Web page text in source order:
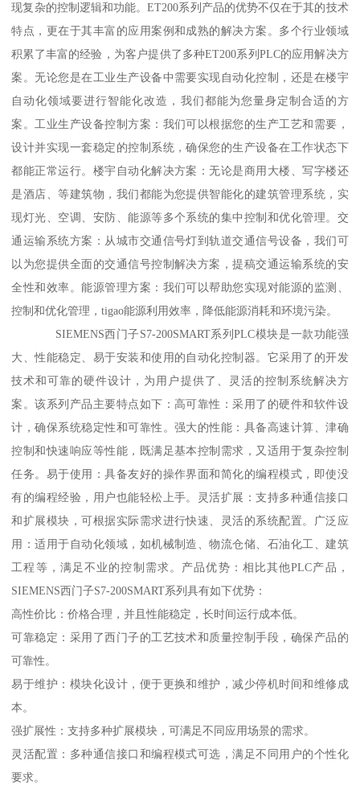
现复杂的控制逻辑和功能。ET200系列产品的优势不仅在于其的技术
特点，更在于其丰富的应用案例和成熟的解决方案。多个行业领域
积累了丰富的经验，为客户提供了多种ET200系列PLC的应用解决方
案。无论您是在工业生产设备中需要实现自动化控制，还是在楼宇
自动化领域要进行智能化改造，我们都能为您量身定制合适的方
案。工业生产设备控制方案：我们可以根据您的生产工艺和需要，
设计并实现一套稳定的控制系统，确保您的生产设备在工作状态下
都能正常运行。楼宇自动化解决方案：无论是商用大楼、写字楼还
是酒店、等建筑物，我们都能为您提供智能化的建筑管理系统，实
现灯光、空调、安防、能源等多个系统的集中控制和优化管理。交
通运输系统方案：从城市交通信号灯到轨道交通信号设备，我们可
以为您提供全面的交通信号控制解决方案，提稿交通运输系统的安
全性和效率。能源管理方案：我们可以帮助您实现对能源的监测、
控制和优化管理，tigao能源利用效率，降低能源消耗和环境污染。
SIEMENS西门子S7-200SMART系列PLC模块是一款功能强
大、性能稳定、易于安装和使用的自动化控制器。它采用了的开发
技术和可靠的硬件设计，为用户提供了、灵活的控制系统解决方
案。该系列产品主要特点如下：高可靠性：采用了的硬件和软件设
计，确保系统稳定性和可靠性。强大的性能：具备高速计算、津确
控制和快速响应等性能，既满足基本控制需求，又适用于复杂控制
任务。易于使用：具备友好的操作界面和简化的编程模式，即使没
有的编程经验，用户也能轻松上手。灵活扩展：支持多种通信接口
和扩展模块，可根据实际需求进行快速、灵活的系统配置。广泛应
用：适用于自动化领域，如机械制造、物流仓储、石油化工、建筑
工程等，满足不业的控制需求。产品优势：相比其他PLC产品，
SIEMENS西门子S7-200SMART系列具有如下优势：
高性价比：价格合理，并且性能稳定，长时间运行成本低。
可靠稳定：采用了西门子的工艺技术和质量控制手段，确保产品的
可靠性。
易于维护：模块化设计，便于更换和维护，减少停机时间和维修成
本。
强扩展性：支持多种扩展模块，可满足不同应用场景的需求。
灵活配置：多种通信接口和编程模式可选，满足不同用户的个性化
要求。